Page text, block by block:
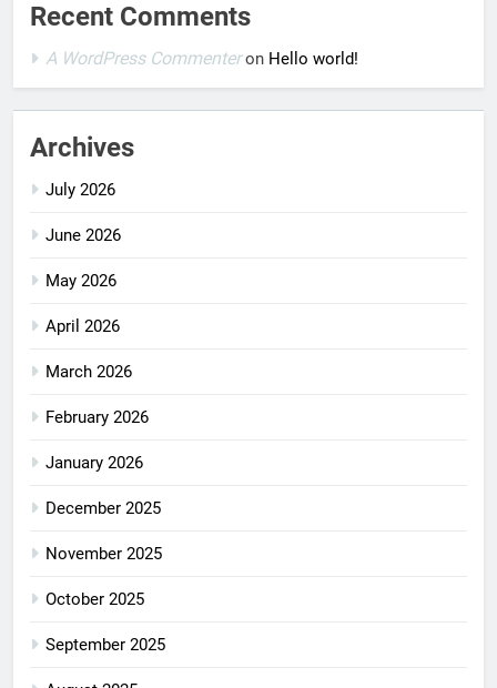
Recent Comments
A WordPress Commenteron Hello world!
Archives
July 2026
June 2026
May 2026
April 2026
March 2026
February 2026
January 2026
December 2025
November 2025
October 2025
September 2025